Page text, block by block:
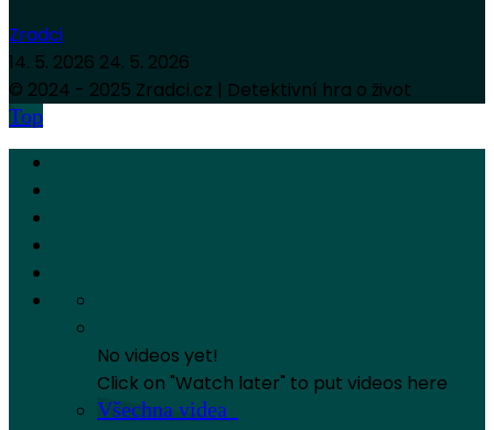
Zradci
14. 5. 2026 24. 5. 2026
© 2024 - 2025 Zradci.cz | Detektivní hra o život
Top
No videos yet!
Click on "Watch later" to put videos here
Všechna videa